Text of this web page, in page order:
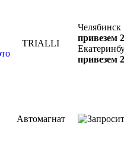
TRIALLI
Челябинск
привезем
привезем
Автомагнат